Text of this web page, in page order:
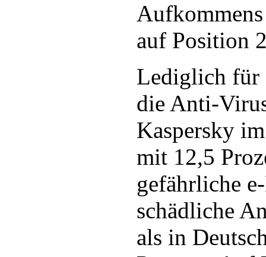
auf Position
Lediglich für
die Anti-
Kaspersky
mit 12,5
gefährliche
schädliche
als in